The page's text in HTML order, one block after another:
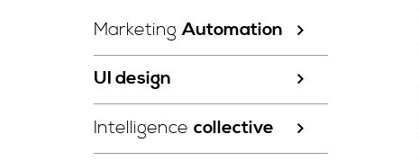
MarketingAutomation
UI design
Intelligence collective